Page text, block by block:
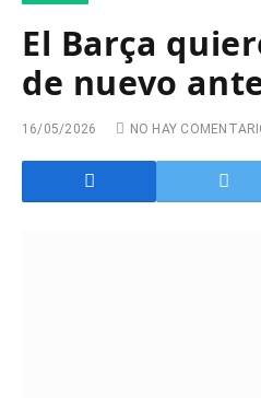
El Barça
de nuevo
16/05/2026 NO HAY